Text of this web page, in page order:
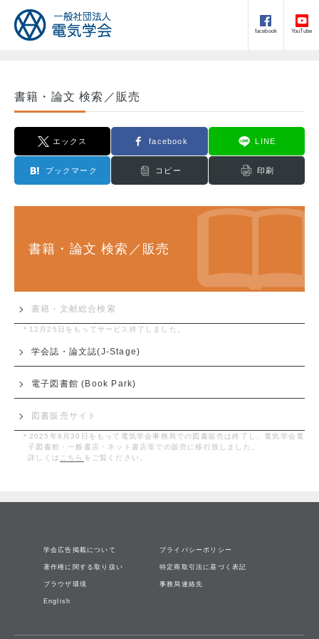
facebook YouTube
書籍・論文 検索／販売
エックス facebook LINE
ブックマーク コピー 印刷
書籍・論文 検索／販売
書籍・文献総合検索
＊12月25日をもってサービス終了しました。
学会誌・論文誌(J-Stage)
電子図書館 (Book Park)
図書販売サイト
＊2025年9月30日をもって電気学会事務局での図書販売は終了し、電気学会電
子図書館・一般書店・ネット書店等での販売に移行致しました。
詳しくは こちら をご覧ください。
学会広告掲載について プライバシーポリシー
著作権に関する取り扱い 特定商取引法に基づく表記
ブラウザ環境 事務局連絡先
English